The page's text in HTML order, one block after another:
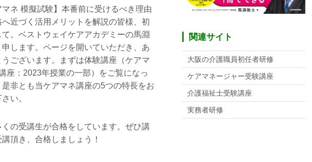
マネ 模擬試験】本番前に受けるべき理由
へ近づく活用メリットを解説の皆様、初
て。ベストウェイケアアカデミーの馬淵
申します。ページを開いていただき、あ
うございます。まずは体験講座（ケアマ
座：2023年授業の一部）をご覧になっ
是非とも当ケアマネ講座の5つの特長をお
い。
くの受講生が合格をしています。ぜひ講
講頂き、合格しましょう！
関連サイト
大阪の介護職員初任者研修
ケアマネージャー受験講座
介護福祉士受験講座
実務者研修